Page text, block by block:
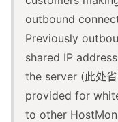
outbound
Previously
shared IP
the server (此处
provided for
to other